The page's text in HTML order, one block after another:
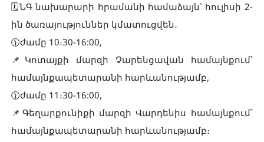
🗓ՆԳ նախարարի հրամանի համաձայն՝ հուլիսի 2-
ին ծառայություններ կմատուցվեն․
🕦ժամը 10։30-16:00,
📌Կոտայքի մարզի Չարենցավան համայնքում՝
համայնքապետարանի հարևանությամբ,
🕦ժամը 11։30-16:00,
📌Գեղարքունիքի մարզի Վարդենիս համայնքում՝
համայնքապետարանի հարևանությամբ։